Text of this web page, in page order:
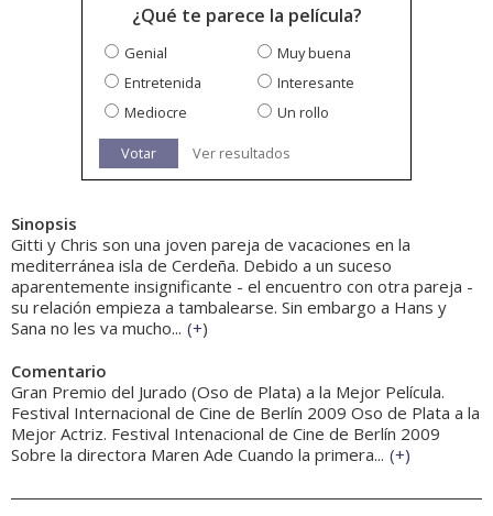
¿Qué te parece la película?
Genial
Muy buena
Entretenida
Interesante
Mediocre
Un rollo
Votar Ver resultados
Sinopsis
Gitti y Chris son una joven pareja de vacaciones en la
mediterránea isla de Cerdeña. Debido a un suceso
aparentemente insignificante - el encuentro con otra pareja -
su relación empieza a tambalearse. Sin embargo a Hans y
Sana no les va mucho... (+)
Comentario
Gran Premio del Jurado (Oso de Plata) a la Mejor Película.
Festival Internacional de Cine de Berlín 2009 Oso de Plata a la
Mejor Actriz. Festival Intenacional de Cine de Berlín 2009
Sobre la directora Maren Ade Cuando la primera... (+)